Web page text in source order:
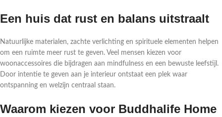
Een huis dat rust en balans uitstraalt
Natuurlijke materialen, zachte verlichting en spirituele elementen helpen
om een ruimte meer rust te geven. Veel mensen kiezen voor
woonaccessoires die bijdragen aan mindfulness en een bewuste leefstijl.
Door intentie te geven aan je interieur ontstaat een plek waar
ontspanning en welzijn centraal staan.
Waarom kiezen voor Buddhalife Home